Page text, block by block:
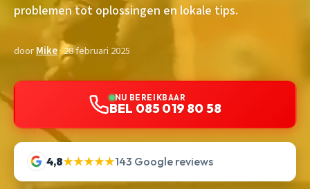
problemen tot oplossingen en lokale tips.
doorMike· 28 februari 2025
NU BEREIKBAAR
BEL 085 019 80 58
4,8★★★★★143 Google reviews